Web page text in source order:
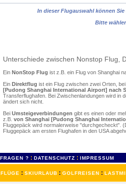
In dieser Flugauswahl können
Bitte
Unterschiede zwischen Nonstop Flug,
Ein NonStop Flug ist z.B. ein Flug von Shanghai
Ein Direktflug ist ein Flug zwischen zwei Orten,
[Pudong Shanghai International Airport] nach
Transferflughafen. Bei Zwischenlandungen wird in
ändert sich nicht.
Bei Umsteigeverbindungen gibt es einen oder
z.B. von Shanghai [Pudong Shanghai
Fluggepäck wird normalerweise "durchgecheckt".
Fluggepäck am ersten Flughafen in den USA
FRAGEN ? : DATENSCHUTZ : IMPRESSUM
FLÜGE : SKIURLAUB : GOLFREISEN :